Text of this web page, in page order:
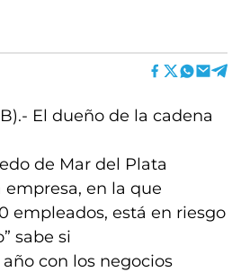
El dueño de la cadena
de Mar del Plata
en la que
empleados, está en riesgo
sabe si
con los negocios